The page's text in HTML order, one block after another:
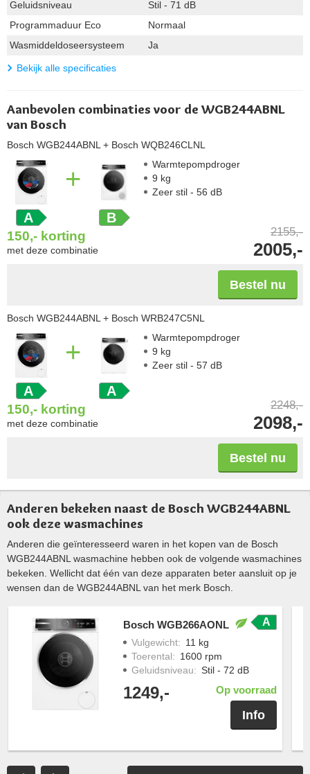
Geluidsniveau
Stil - 71 dB
Programmaduur Eco
Normaal
Wasmiddeldoseersysteem
Ja
Bekijk alle specificaties
Aanbevolen combinaties voor de WGB244ABNL
van Bosch
Bosch WGB244ABNL + Bosch WQB246CLNL
A
+
B
Warmtepompdroger
9 kg
Zeer stil - 56 dB
150,- korting
met deze combinatie
2155,-
2005,-
Bestel nu
Bosch WGB244ABNL + Bosch WRB247C5NL
A
+
A
Warmtepompdroger
9 kg
Zeer stil - 57 dB
150,- korting
met deze combinatie
2248,-
2098,-
Bestel nu
Anderen bekeken naast de Bosch WGB244ABNL
ook deze wasmachines
Anderen die geïnteresseerd waren in het kopen van de Bosch
WGB244ABNL wasmachine hebben ook de volgende wasmachines
bekeken. Wellicht dat één van deze apparaten beter aansluit op je
wensen dan de WGB244ABNL van het merk Bosch.
Bosch WGB266AONL A
Vulgewicht: 11 kg
Toerental: 1600 rpm
Geluidsniveau: Stil - 72 dB
1249,- Op voorraad
Info